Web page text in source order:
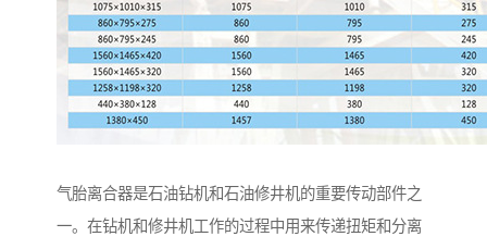
气胎离合器是石油钻机和石油修井机的重要传动部件之
一。在钻机和修井机工作的过程中用来传递扭矩和分离